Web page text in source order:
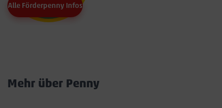
Alle Förderpenny Infos
Mehr über Penny